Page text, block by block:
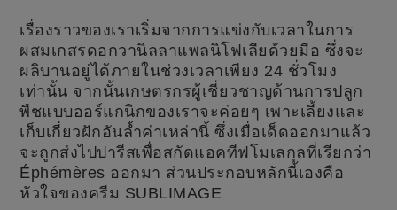
เรื่องราวของเราเริ่มจากการแข่งกับเวลาในการ
ผสมเกสรดอกวานิลลาแพลนิโฟเลียด้วยมือ ซึ่งจะ
ผลิบานอยู่ได้ภายในช่วงเวลาเพียง 24 ชั่วโมง
เท่านั้น จากนั้นเกษตรกรผู้เชี่ยวชาญด้านการปลูก
พืชแบบออร์แกนิกของเราจะค่อยๆ เพาะเลี้ยงและ
เก็บเกี่ยวฝักอันล้ำค่าเหล่านี้ ซึ่งเมื่อเด็ดออกมาแล้ว
จะถูกส่งไปปารีสเพื่อสกัดแอคทีฟโมเลกุลที่เรียกว่า
Éphémères ออกมา ส่วนประกอบหลักนี้เองคือ
หัวใจของครีม SUBLIMAGE